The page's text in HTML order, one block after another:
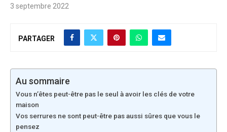
3 septembre 2022
PARTAGER
Au sommaire
Vous n’êtes peut-être pas le seul à avoir les clés de votre
maison
Vos serrures ne sont peut-être pas aussi sûres que vous le
pensez